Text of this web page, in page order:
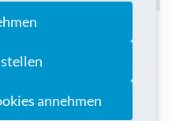
allen
Klinikalltag stemmen!
annehmen